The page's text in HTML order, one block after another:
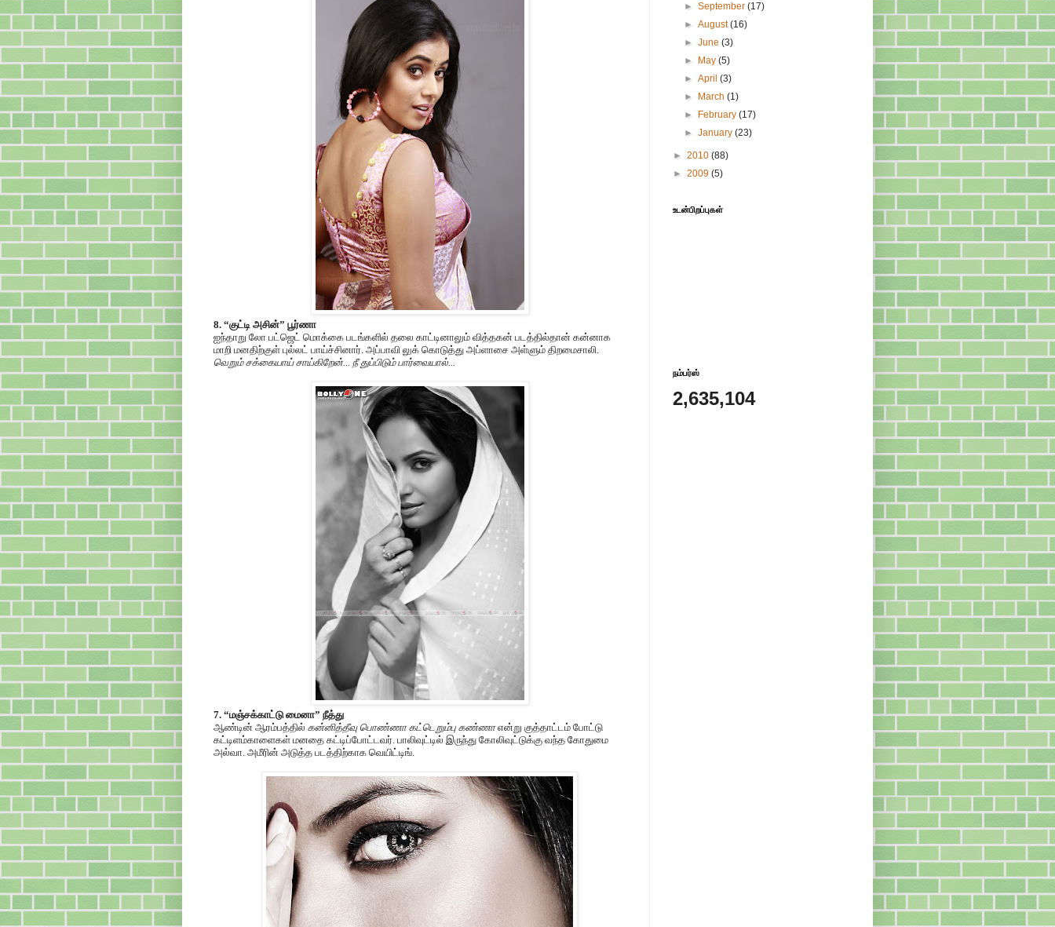
8. “குட்டி அசின்” பூர்ணா
ஐந்தாறு லோ பட்ஜெட் மொக்கை படங்களில் தலை காட்டினாலும் வித்தகன் படத்தில்தான் கன்னாக
மாறி மனதிற்குள் புல்லட் பாய்ச்சினார். அப்பாவி லுக் கொடுத்து அப்ளாசை அள்ளும் திறமைசாலி.
வெறும் சக்கையாய் சாய்கிறேன்... நீ துப்பிடும் பார்வையால்...
7. “மஞ்சக்காட்டு மைனா” நீத்து
ஆண்டின் ஆரம்பத்தில் கன்னித்தீவு பொண்ணா கட்டெறும்பு கண்ணாஎன்று குத்தாட்டம் போட்டு
கட்டிளம்காளைகள் மனதை கட்டிப்போட்டவர். பாலிவுட்டில் இருந்து கோலிவுட்டுக்கு வந்த கோதுமை
அல்வா. அமீரின் அடுத்த படத்திற்காக வெயிட்டிங்.
►September(17)
►August(16)
►June(3)
►
May(5)
►April(3)
►
March(1)
►
February(17)
►January(23)
► 2010 (88)
► 2009 (5)
உடன்பிறப்புகள்
நம்பர்ஸ்
2,635,104